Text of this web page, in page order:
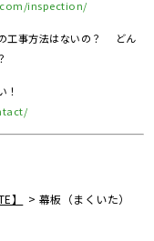
inspection/
工事方法はないの？ どん
】 > 幕板（まくいた）